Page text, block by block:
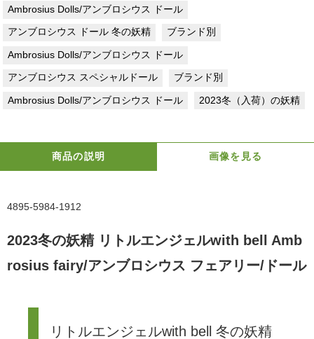
Ambrosius Dolls/アンブロシウス ドール
アンブロシウス ドール 冬の妖精 ブランド別
Ambrosius Dolls/アンブロシウス ドール
アンブロシウス スペシャルドール ブランド別
Ambrosius Dolls/アンブロシウス ドール 2023冬（入荷）の妖精
商品の説明 画像を見る
4895-5984-1912
2023冬の妖精 リトルエンジェルwith bell Amb
rosius fairy/アンブロシウス フェアリー/ドール
リトルエンジェルwith bell 冬の妖精